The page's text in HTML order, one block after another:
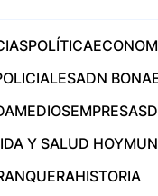
POLÍTICA
ADN
MEDIOSEMPRESAS
Y SALUD HOY
HISTORIA